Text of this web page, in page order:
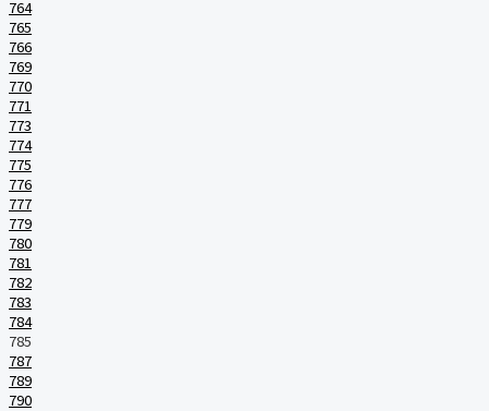
764
765
766
769
770
771
773
774
775
776
777
779
780
781
782
783
784
785
787
789
790